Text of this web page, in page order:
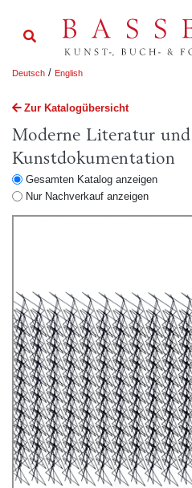
Deutsch / English
Zur Katalogübersicht
Moderne Literatur und
Kunstdokumentation
Gesamten Katalog anzeigen
Nur Nachverkauf anzeigen